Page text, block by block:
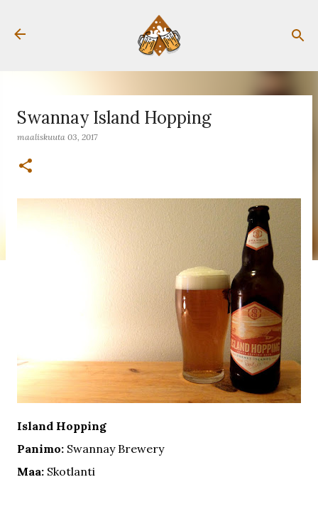
Siirry pääsisältöön
Swannay Island Hopping
maaliskuuta 03, 2017
Island Hopping
Panimo: Swannay Brewery
Maa: Skotlanti